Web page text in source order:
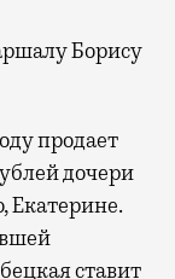
Борису
продает
дочери
Екатерине.
ставит